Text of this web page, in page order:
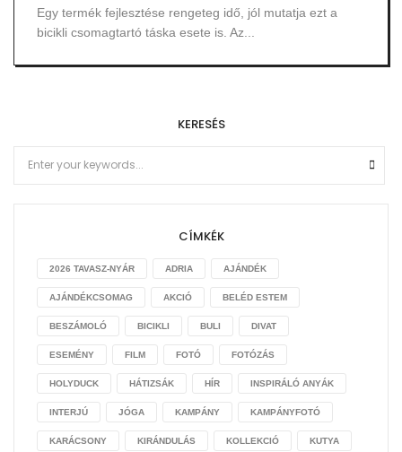
Egy termék fejlesztése rengeteg idő, jól mutatja ezt a
bicikli csomagtartó táska esete is. Az...
KERESÉS
CÍMKÉK
2026 TAVASZ-NYÁR ADRIA AJÁNDÉK
AJÁNDÉKCSOMAG AKCIÓ BELÉD ESTEM
BESZÁMOLÓ BICIKLI BULI DIVAT
ESEMÉNY FILM FOTÓ FOTÓZÁS
HOLYDUCK HÁTIZSÁK HÍR INSPIRÁLÓ ANYÁK
INTERJÚ JÓGA KAMPÁNY KAMPÁNYFOTÓ
KARÁCSONY KIRÁNDULÁS KOLLEKCIÓ KUTYA